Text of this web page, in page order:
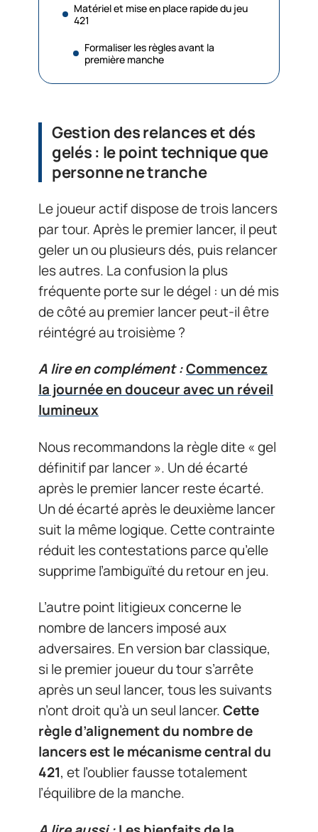
Matériel et mise en place rapide du jeu
421
Formaliser les règles avant la
première manche
Gestion des relances et dés
gelés : le point technique que
personne ne tranche
Le joueur actif dispose de trois lancers
par tour. Après le premier lancer, il peut
geler un ou plusieurs dés, puis relancer
les autres. La confusion la plus
fréquente porte sur le dégel : un dé mis
de côté au premier lancer peut-il être
réintégré au troisième ?
A lire en complément :Commencez
la journée en douceur avec un réveil
lumineux
Nous recommandons la règle dite « gel
définitif par lancer ». Un dé écarté
après le premier lancer reste écarté.
Un dé écarté après le deuxième lancer
suit la même logique. Cette contrainte
réduit les contestations parce qu’elle
supprime l’ambiguïté du retour en jeu.
L’autre point litigieux concerne le
nombre de lancers imposé aux
adversaires. En version bar classique,
si le premier joueur du tour s’arrête
après un seul lancer, tous les suivants
n’ont droit qu’à un seul lancer.Cette
règle d’alignement du nombre de
lancers est le mécanisme central du
421, et l’oublier fausse totalement
l’équilibre de la manche.